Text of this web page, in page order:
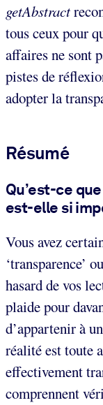
getAbstract
tous ceux pour
affaires ne sont
pistes de
adopter la
Résumé
Qu’est-ce
est-elle si
Vous avez
‘transparence’
hasard de vos
plaide pour
d’appartenir à
réalité est toute
effectivement
comprennent